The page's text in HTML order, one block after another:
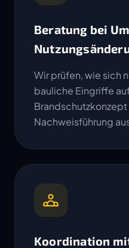
Beratung bei
Wir prüfen, wie sich
bauliche Eingriffe
Nachweisführung
Koordination